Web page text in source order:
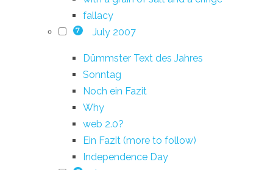
fallacy
7 July 2007
Dümmster Text des Jahres
Sonntag
Noch ein Fazit
Why
web 2.0?
Ein Fazit (more to follow)
Independence Day